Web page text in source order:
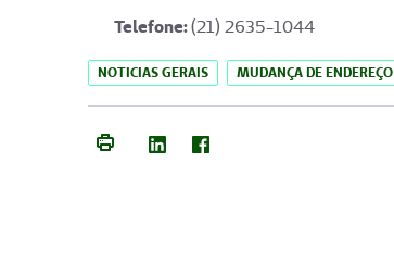
Telefone:(21) 2635-1044
NOTICIAS GERAIS MUDANÇA DE ENDEREÇO